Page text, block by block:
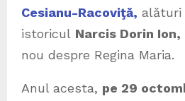
Cesianu-Racoviţă, alături
istoricul Narcis Dorin Ion,
nou despre Regina Maria.
Anul acesta, pe 29